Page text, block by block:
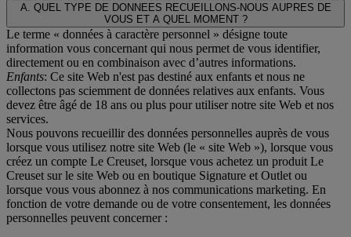
A. QUEL TYPE DE DONNEES RECUEILLONS-NOUS AUPRES DE
VOUS ET A QUEL MOMENT ?
Le terme « données à caractère personnel » désigne toute
information vous concernant qui nous permet de vous identifier,
directement ou en combinaison avec d’autres informations.
Enfants: Ce site Web n'est pas destiné aux enfants et nous ne
collectons pas sciemment de données relatives aux enfants. Vous
devez être âgé de 18 ans ou plus pour utiliser notre site Web et nos
services.
Nous pouvons recueillir des données personnelles auprès de vous
lorsque vous utilisez notre site Web (le « site Web »), lorsque vous
créez un compte Le Creuset, lorsque vous achetez un produit Le
Creuset sur le site Web ou en boutique Signature et Outlet ou
lorsque vous vous abonnez à nos communications marketing. En
fonction de votre demande ou de votre consentement, les données
personnelles peuvent concerner :